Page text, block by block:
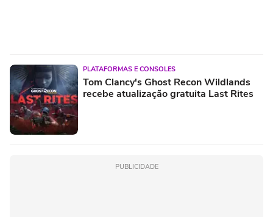
PLATAFORMAS E CONSOLES
Tom Clancy's Ghost Recon Wildlands
recebe atualização gratuita Last Rites
PUBLICIDADE